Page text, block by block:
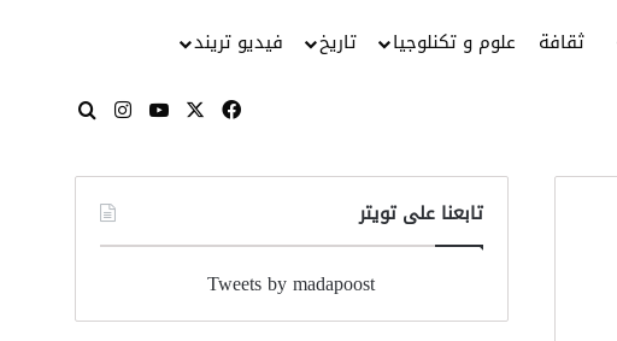
ثقافة علوم و تكنلوجيا تاريخ فيديو تريند
فيسبوك
‫X
‫YouTube
انستقرامبحث عن
تابعنا على تويتر
Tweets by madapoost